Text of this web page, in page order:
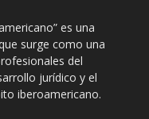
es una
surge como una
del
jurídico y el
iberoamericano.